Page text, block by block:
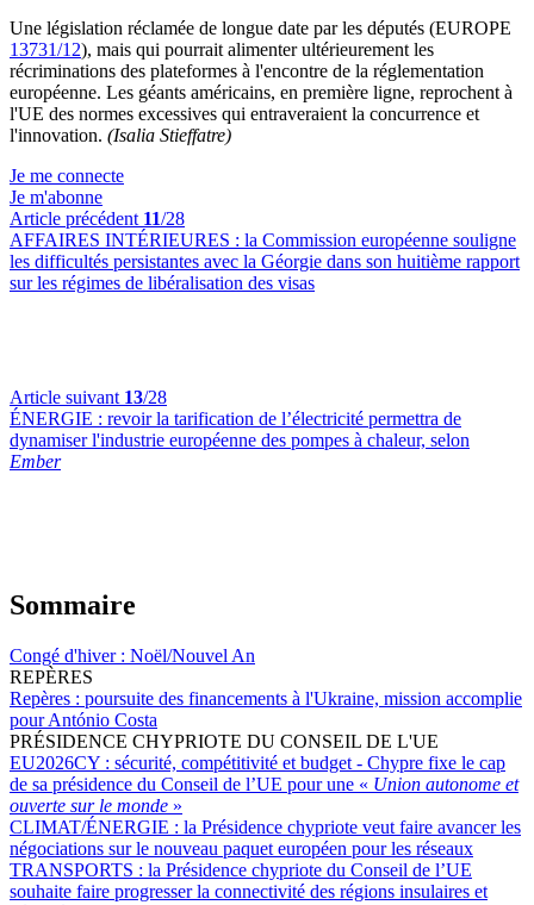
Une législation réclamée de longue date par les députés (EUROPE
13731/12), mais qui pourrait alimenter ultérieurement les
récriminations des plateformes à l'encontre de la réglementation
européenne. Les géants américains, en première ligne, reprochent à
l'UE des normes excessives qui entraveraient la concurrence et
l'innovation. (Isalia Stieffatre)
Je me connecte
Je m'abonne
Article précédent 11/28
AFFAIRES INTÉRIEURES : la Commission européenne souligne
les difficultés persistantes avec la Géorgie dans son huitième rapport
sur les régimes de libéralisation des visas
Article suivant 13/28
ÉNERGIE : revoir la tarification de l’électricité permettra de
dynamiser l'industrie européenne des pompes à chaleur, selon
Ember
Sommaire
Congé d'hiver : Noël/Nouvel An
REPÈRES
Repères : poursuite des financements à l'Ukraine, mission accomplie
pour António Costa
PRÉSIDENCE CHYPRIOTE DU CONSEIL DE L'UE
EU2026CY : sécurité, compétitivité et budget - Chypre fixe le cap
de sa présidence du Conseil de l’UE pour une « Union autonome et
ouverte sur le monde »
CLIMAT/ÉNERGIE : la Présidence chypriote veut faire avancer les
négociations sur le nouveau paquet européen pour les réseaux
TRANSPORTS : la Présidence chypriote du Conseil de l’UE
souhaite faire progresser la connectivité des régions insulaires et